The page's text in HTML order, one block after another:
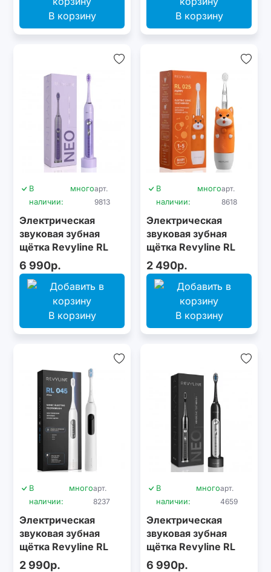
В корзину В корзину
В
наличии:
многоарт.
9813
Электрическая
звуковая зубная
щётка Revyline RL
010 Neo Violet
6 990р.
В корзину
В
наличии:
многоарт.
8618
Электрическая
звуковая зубная
щётка Revyline RL
025 Baby Puppy,
Orange
2 490р.
В корзину
В
наличии:
многоарт.
8237
Электрическая
звуковая зубная
щётка Revyline RL
045 White
2 990р.
В
наличии:
многоарт.
4659
Электрическая
звуковая зубная
щётка Revyline RL
010 Neo Black
6 990р.